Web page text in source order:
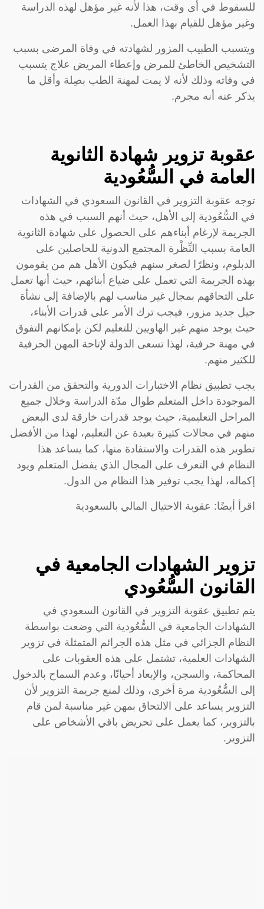
للسقوط في أى وقت، هذا لأنه غير مؤهل لهذه الدراسة
وغير مؤهل للقيام بهذا العمل.
ويتسبب الطبيب المزور لشهادته في وفاة المرضى بسبب
التشخيص الخاطئ للمرض وإعطاء المريض علاج يتسبب
في وفاته وذلك لأنه لا يمت لمهنة الطب بصِلة وأقل ما
يذكر عنه أنه مجرم.
عقوبة تزوير شهادة الثانوية
العامة في السُّعُودية
توجه عقوبة التزوير في القانون السعودي في الشهادات
في السُّعُودية إلى الأهل، حيث أنهم السبب في هذه
الجريمة لإرغام أبناءهم على الحصول على شهادة الثانوية
العامة بسبب النِّظْرة المجتمع الدونية للحاصلين على
الدبلوم، ونظرًا لصغر سنهم فيكون الأهل هم من يقومون
بهذه الجريمة التي تعمل على ضياع أبنائهم، حيث أنها تعمل
على التحاقهم بمجال غير مناسب لهم بالإضافة إلى نشأة
جيل جديد مزور، فيجب ترك الأمر على قدرات الأبناء،
حيث يوجد منهم غير الهاويين للتعليم لكن بإمكانهم التفوق
في مهنة حرفية، لهذا تسعى الدولة لإتاحة المهن الحرفية
للكثير منهم.
يجب تطبيق نظام الاختبارات الدورية والتحقق من القدرات
الموجودة داخل المتعلم طوال مدّة الدراسة وخلال جميع
المراحل التعليمية، حيث يوجد قدرات خارقة لدى البعض
منهم في مجالات كثيرة بعيدة عن التعليم، لهذا من الأفضل
تطوير هذه القدرات والاستفادة منها، كما يساعد هذا
النظام في التعرف على المجال الذي يفضل المتعلم ويود
إكماله، لهذا يجب توفير هذا النظام من الدول.
اقرأ أيضًا: عقوبة الاحتيال المالي بالسعودية
تزوير الشهادات الجامعية في
القانون السُّعُودي
يتم تطبيق عقوبة التزوير في القانون السعودي في
الشهادات الجامعية في السُّعُودية التي وضعت بواسطة
النظام الجزائي في مثل هذه الجرائم المتمثلة في تزوير
الشهادات العلمية، تشتمل على هذه العقوبات على
المحاكمة، والسجن، والإبعاد أحيانًا، وعدم السماح بالدخول
إلى السُّعُودية مرة أخرى، وذلك لمنع جريمة التزوير لأن
التزوير يساعد على الالتحاق بمهن غير مناسبة لمن قام
بالتزوير، كما يعمل على تحريض باقي الأشخاص على
التزوير.